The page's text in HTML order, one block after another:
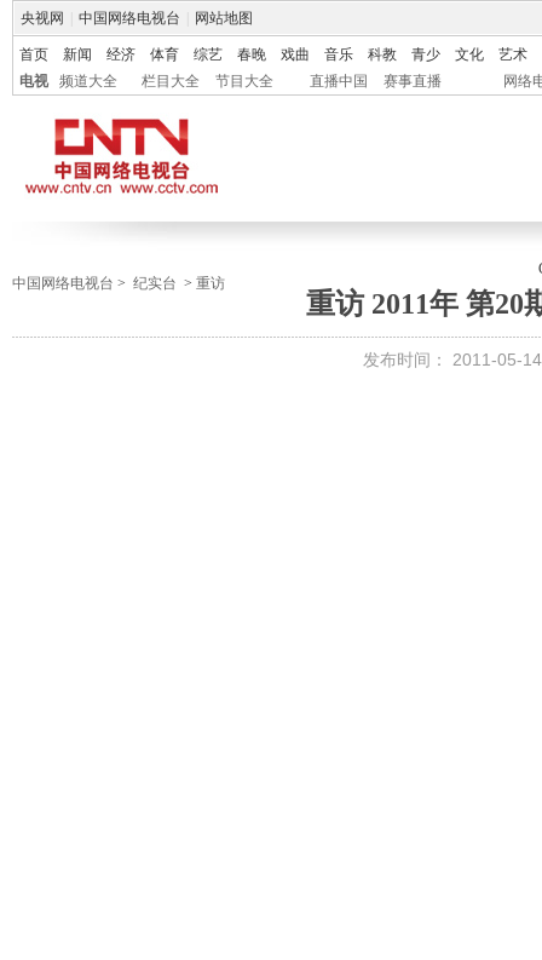
央视网 中国网络电视台 网站地图
首页 新闻 经济 体育 综艺 春晚 戏曲 音乐 科教 青少 文化
艺术
电视
频道大全 栏目大全 节目大全 直播中国 赛事直播 网络
中国网络电视台 > 纪实台 > 重访
重访 2011年 第20
发布时间： 2011-05-